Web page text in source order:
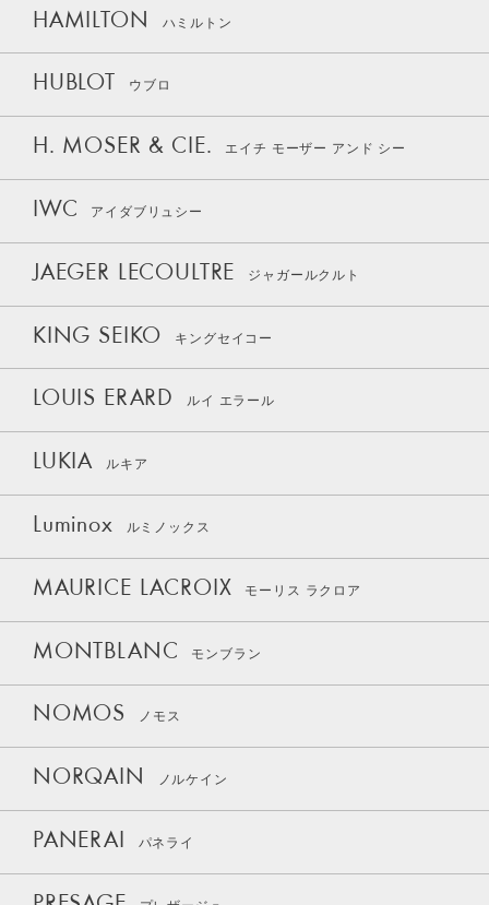
HAMILTON ハミルトン
HUBLOT ウブロ
H. MOSER & CIE. エイチ モーザー アンド シー
IWC アイダブリュシー
JAEGER LECOULTRE ジャガールクルト
KING SEIKO キングセイコー
LOUIS ERARD ルイ エラール
LUKIA ルキア
Luminox ルミノックス
MAURICE LACROIX モーリス ラクロア
MONTBLANC モンブラン
NOMOS ノモス
NORQAIN ノルケイン
PANERAI パネライ